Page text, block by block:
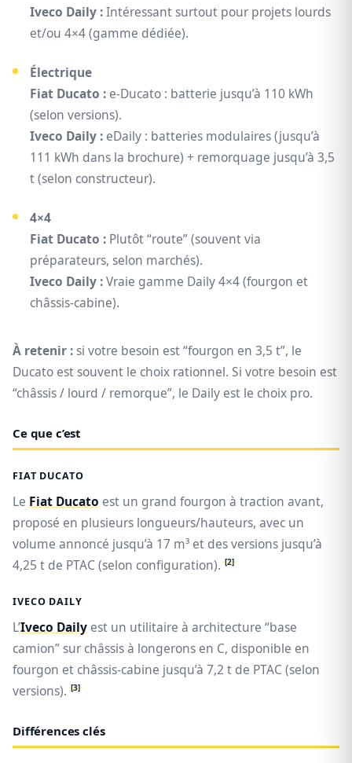
Iveco Daily :Intéressant surtout pour projets lourds
et/ou 4×4 (gamme dédiée).
Électrique
Fiat Ducato : e-Ducato : batterie jusqu’à 110 kWh
(selon versions).
Iveco Daily : eDaily : batteries modulaires (jusqu’à
111 kWh dans la brochure) + remorquage jusqu’à 3,5
t (selon constructeur).
4×4
Fiat Ducato : Plutôt “route” (souvent via
préparateurs, selon marchés).
Iveco Daily :Vraie gamme Daily 4×4 (fourgon et
châssis-cabine).
À retenir :si votre besoin est “fourgon en 3,5 t”, le
Ducato est souvent le choix rationnel. Si votre besoin est
“châssis / lourd / remorque”, le Daily est le choix pro.
Ce que c’est
FIAT DUCATO
Le Fiat Ducato est un grand fourgon à traction avant,
proposé en plusieurs longueurs/hauteurs, avec un
volume annoncé jusqu’à 17 m³ et des versions jusqu’à
4,25 t de PTAC (selon configuration). [2]
IVECO DAILY
L’Iveco Daily est un utilitaire à architecture “base
camion” sur châssis à longerons en C, disponible en
fourgon et châssis-cabine jusqu’à 7,2 t de PTAC (selon
versions). [3]
Différences clés